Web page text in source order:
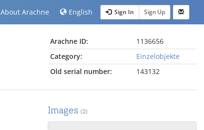
About Arachne English Sign In Sign Up
Arachne ID:
1136656
Category:
Einzelobjekte
Old serial number:
143132
Images (2)